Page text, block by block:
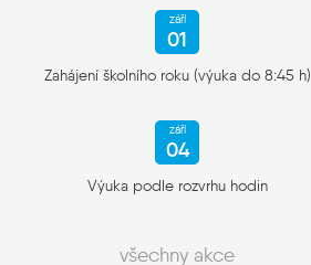
září
01
Zahájení školního roku (výuka do 8:45 h)
září
04
Výuka podle rozvrhu hodin
všechny akce